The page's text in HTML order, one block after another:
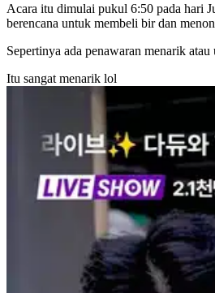
Acara itu dimulai pukul 6:50 pada hari
berencana untuk membeli bir dan
Sepertinya ada penawaran menarik
Itu sangat menarik lol